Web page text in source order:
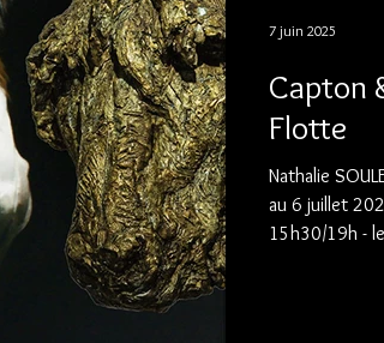
Capton
Flotte
Nathalie SOULET accueille CAPTON Peintre Exposition du 7 juin
au 6 juillet
15h30/19h -
7 juin 2025